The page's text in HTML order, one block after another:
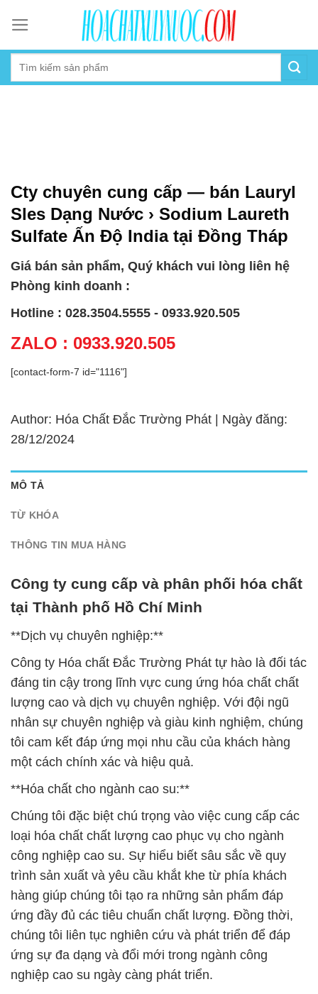
content
Cty chuyên cung cấp — bán Lauryl
Sles Dạng Nước › Sodium Laureth
Sulfate Ấn Độ India tại Đồng Tháp
Giá bán sản phẩm, Quý khách vui lòng liên hệ
Phòng kinh doanh :
Hotline : 028.3504.5555 - 0933.920.505
ZALO : 0933.920.505
[contact-form-7 id="1116"]
Author: Hóa Chất Đắc Trường Phát | Ngày đăng:
28/12/2024
MÔ TẢ
TỪ KHÓA
THÔNG TIN MUA HÀNG
Công ty cung cấp và phân phối hóa chất
tại Thành phố Hồ Chí Minh
**Dịch vụ chuyên nghiệp:**
Công ty Hóa chất Đắc Trường Phát tự hào là đối tác
đáng tin cậy trong lĩnh vực cung ứng hóa chất chất
lượng cao và dịch vụ chuyên nghiệp. Với đội ngũ
nhân sự chuyên nghiệp và giàu kinh nghiệm, chúng
tôi cam kết đáp ứng mọi nhu cầu của khách hàng
một cách chính xác và hiệu quả.
**Hóa chất cho ngành cao su:**
Chúng tôi đặc biệt chú trọng vào việc cung cấp các
loại hóa chất chất lượng cao phục vụ cho ngành
công nghiệp cao su. Sự hiểu biết sâu sắc về quy
trình sản xuất và yêu cầu khắt khe từ phía khách
hàng giúp chúng tôi tạo ra những sản phẩm đáp
ứng đầy đủ các tiêu chuẩn chất lượng. Đồng thời,
chúng tôi liên tục nghiên cứu và phát triển để đáp
ứng sự đa dạng và đổi mới trong ngành công
nghiệp cao su ngày càng phát triển.